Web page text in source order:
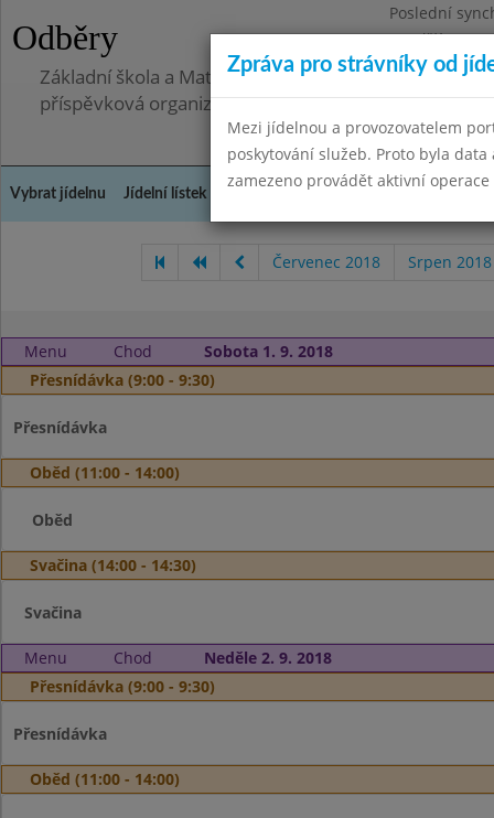
Odběry
Poslední
Pondělí
Základní škola a Mateřská škola Telnice, okres Brno-
příspěvková organizace
Vybrat jídelnu Jídelní lístek Kontakty a informace
Červenec 2018 Srpen 2018
Menu Chod
Sobota 1. 9. 2018
Přesnídávka (9:00 - 9:30)
Přesnídávka
Oběd (11:00 - 14:00)
Oběd
Svačina (14:00 - 14:30)
Svačina
Menu Chod
Neděle 2. 9. 2018
Přesnídávka (9:00 - 9:30)
Přesnídávka
Oběd (11:00 - 14:00)
Zpráva pro strávníky od
Mezi jídelnou a provozovatelem
poskytování služeb. Proto byla
zamezeno provádět aktivní